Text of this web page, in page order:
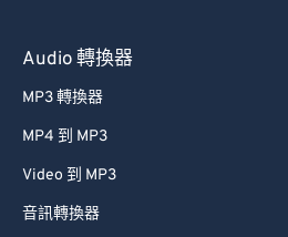
Audio 轉換器
MP3 轉換器
MP4 到 MP3
Video 到 MP3
音訊轉換器